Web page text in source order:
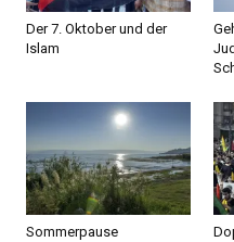
Der 7. Oktober und der
Islam
Sommerpause